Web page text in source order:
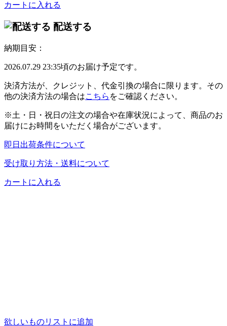
カートに入れる
配送する
納期目安：
2026.07.29 23:35頃のお届け予定です。
決済方法が、クレジット、代金引換の場合に限ります。その
他の決済方法の場合はこちら をご確認ください。
※土・日・祝日の注文の場合や在庫状況によって、商品のお
届けにお時間をいただく場合がございます。
即日出荷条件について
受け取り方法・送料について
カートに入れる
欲しいものリストに追加